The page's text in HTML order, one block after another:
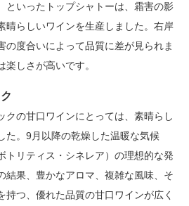
といったトップシャトーは、霜害の影
晴らしいワインを生産しました。右岸
の度合いによって品質に差が見られま
楽しさが高いです。
クの甘口ワインにとっては、素晴らし
た。9月以降の乾燥した温暖な気候
トリティス・シネレア）の理想的な発
結果、豊かなアロマ、複雑な風味、そ
持つ、優れた品質の甘口ワインが広く